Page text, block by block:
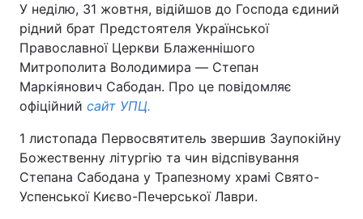
У неділю, 31 жовтня, відійшов до Господа єдиний
рідний брат Предстоятеля Української
Православної Церкви Блаженнішого
Митрополита Володимира ― Степан
Маркіянович Сабодан. Про це повідомляє
офіційний сайт УПЦ.
1 листопада Первосвятитель звершив Заупокійну
Божественну літургію та чин відспівування
Степана Сабодана у Трапезному храмі Свято-
Успенської Києво-Печерської Лаври.